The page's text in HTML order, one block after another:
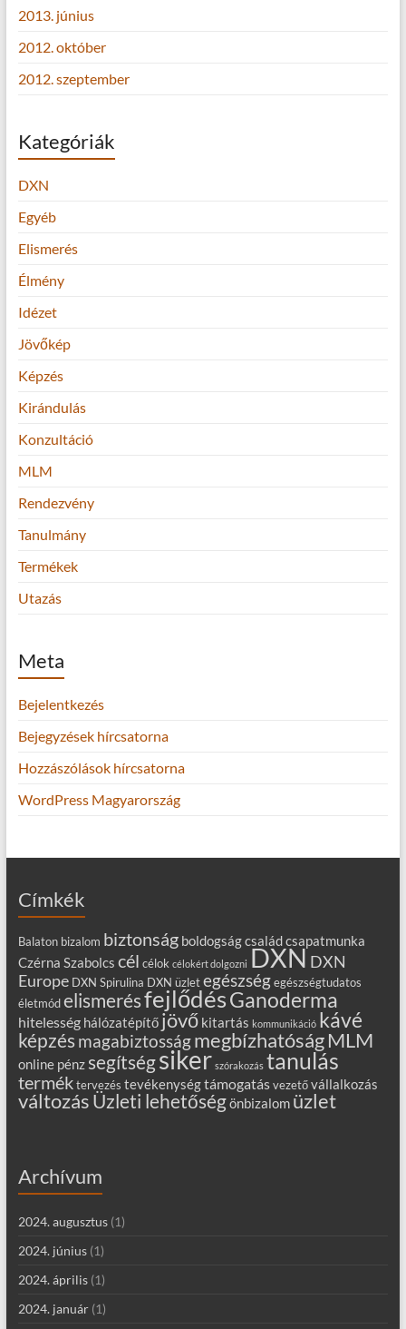
2013. június
2012. október
2012. szeptember
Kategóriák
DXN
Egyéb
Elismerés
Élmény
Idézet
Jövőkép
Képzés
Kirándulás
Konzultáció
MLM
Rendezvény
Tanulmány
Termékek
Utazás
Meta
Bejelentkezés
Bejegyzések hírcsatorna
Hozzászólások hírcsatorna
WordPress Magyarország
Címkék
Balaton bizalom biztonság boldogságcsaládcsapatmunka
Czérna Szabolcs cél célok célokért dolgozni DXNDXN
Europe DXN Spirulina DXN üzlet egészség egészségtudatos
életmód elismerésfejlődésGanoderma
hitelesség hálózatépítő jövő kitartás kommunikáció kávé
képzésmagabiztosságmegbízhatóság MLM
online pénz segítségsiker szórakozás tanulás
termék tervezés tevékenységtámogatás vezető vállalkozás
változás Üzleti lehetőségönbizalom üzlet
Archívum
2024. augusztus(1)
2024. június(1)
2024. április(1)
2024. január(1)